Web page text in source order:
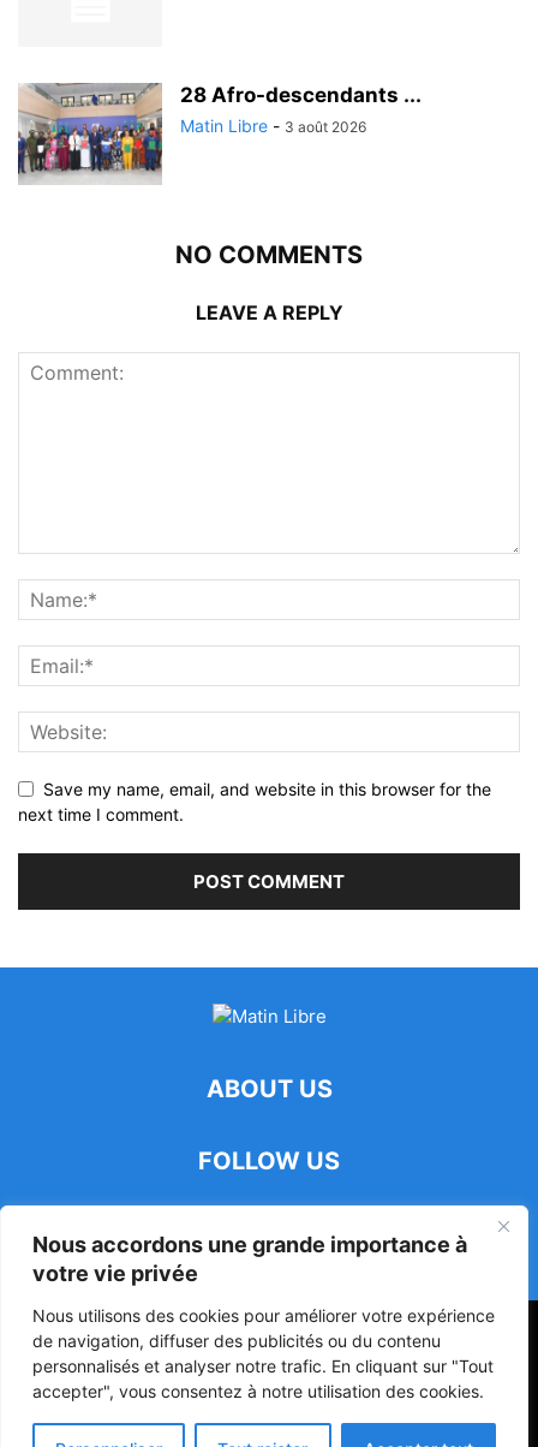
Nous accordons une grande importance à
votre vie privée
Nous utilisons des cookies pour améliorer votre expérience
de navigation, diffuser des publicités ou du contenu
personnalisés et analyser notre trafic. En cliquant sur "Tout
accepter", vous consentez à notre utilisation des cookies.
28 Afro-descendants ...
Matin Libre - 3 août 2026
NO COMMENTS
LEAVE A REPLY
Save my name, email, and website in this browser for the
next time I comment.
ABOUT US
FOLLOW US
47ᵉ Assemblée Mondiale sur la Protection de la Vie Privée: Me
Luciano Hounkponou représente le Bénin à Séoul